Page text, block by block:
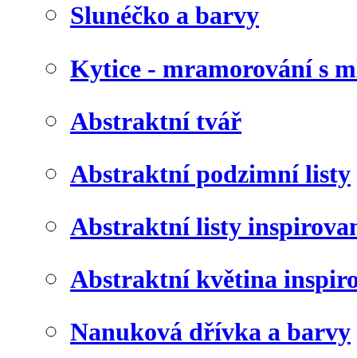
Slunéčko a barvy
Kytice - mramorování s
Abstraktní tvář
Abstraktní podzimní listy
Abstraktní listy
Abstraktní květina
Nanuková dřívka a barvy